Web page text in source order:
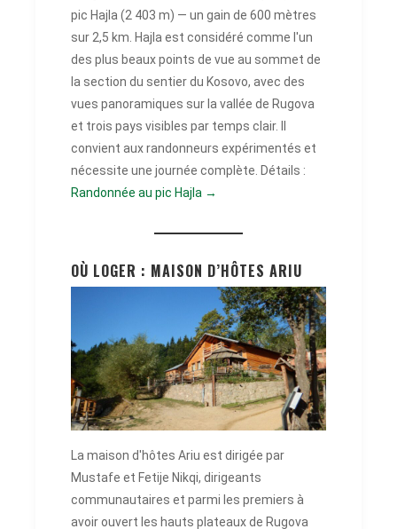
pic Hajla (2 403 m) — un gain de 600 mètres
sur 2,5 km. Hajla est considéré comme l'un
des plus beaux points de vue au sommet de
la section du sentier du Kosovo, avec des
vues panoramiques sur la vallée de Rugova
et trois pays visibles par temps clair. Il
convient aux randonneurs expérimentés et
nécessite une journée complète. Détails :
Randonnée au pic Hajla →
OÙ LOGER : MAISON D’HÔTES ARIU
La maison d'hôtes Ariu est dirigée par
Mustafe et Fetije Nikqi, dirigeants
communautaires et parmi les premiers à
avoir ouvert les hauts plateaux de Rugova